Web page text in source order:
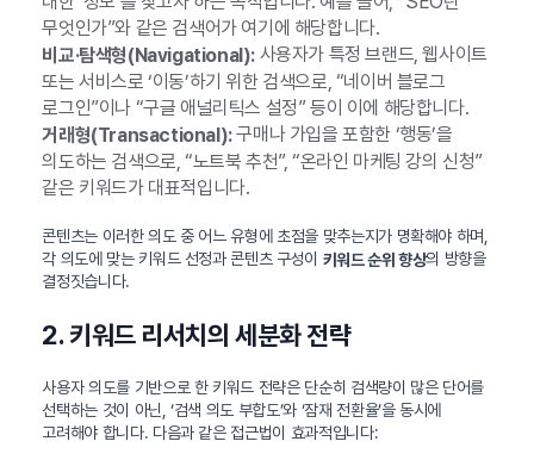
무엇인가”와 같은 검색어가 여기에 해당합니다.
비교·탐색형(Navigational):사용자가 특정 브랜드, 웹사이트
또는 서비스로 ‘이동’하기 위한 검색으로, “네이버 블로그
로그인”이나 “구글 애널리틱스 설정” 등이 이에 해당합니다.
거래형(Transactional):구매나 가입을 포함한 ‘행동’을
의도하는 검색으로, “노트북 추천”, “온라인 마케팅 강의 신청”
같은 키워드가 대표적입니다.
콘텐츠는 이러한 의도 중 어느 유형에 초점을 맞추는지가 명확해야 하며,
각 의도에 맞는 키워드 선정과 콘텐츠 구성이 키워드 순위 향상의 방향을
결정짓습니다.
2. 키워드 리서치의 세분화 전략
사용자 의도를 기반으로 한 키워드 전략은 단순히 검색량이 많은 단어를
선택하는 것이 아닌, ‘검색 의도 부합도’와 ‘잠재 전환율’을 동시에
고려해야 합니다. 다음과 같은 접근법이 효과적입니다: